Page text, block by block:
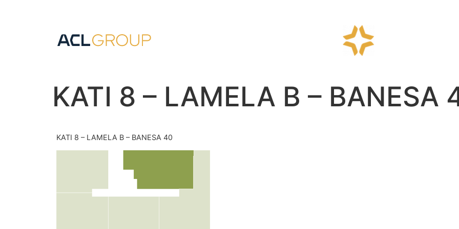
KATI 8 – LAMELA B – BANESA
KATI 8 – LAMELA B – BANESA 40